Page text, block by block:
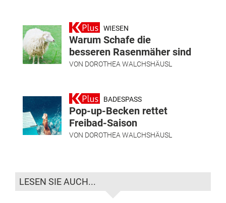
WIESEN
Warum Schafe die
besseren Rasenmäher sind
VON DOROTHEA WALCHSHÄUSL
BADESPASS
Pop-up-Becken rettet
Freibad-Saison
VON DOROTHEA WALCHSHÄUSL
LESEN SIE AUCH...